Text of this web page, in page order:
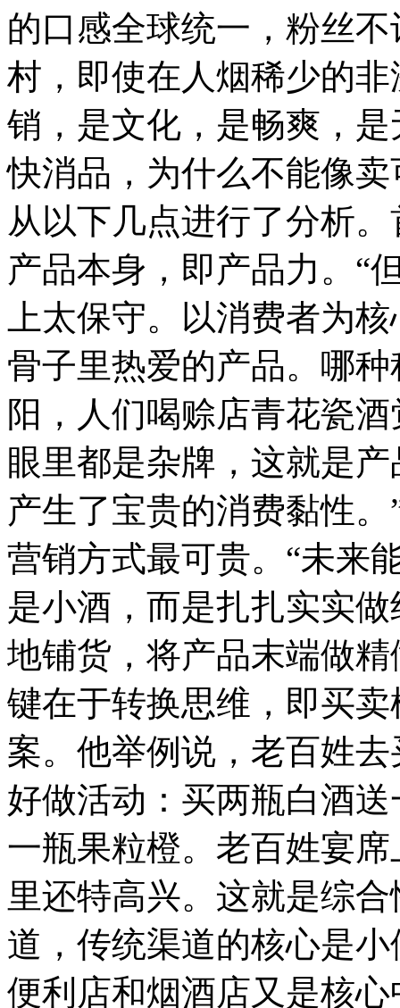
的口感全球统一，粉丝
村，即使在人烟稀少的
销，是文化，是畅爽，
快消品，为什么不能像
从以下几点进行了分析
产品本身，即产品力。“
上太保守。以消费者为
骨子里热爱的产品。哪
阳，人们喝赊店青花瓷
眼里都是杂牌，这就是
产生了宝贵的消费黏性
营销方式最可贵。“未来
是小酒，而是扎扎实实
地铺货，将产品末端做
键在于转换思维，即买
案。他举例说，老百姓
好做活动：买两瓶白酒
一瓶果粒橙。老百姓宴
里还特高兴。这就是综
道，传统渠道的核心是
便利店和烟酒店又是核